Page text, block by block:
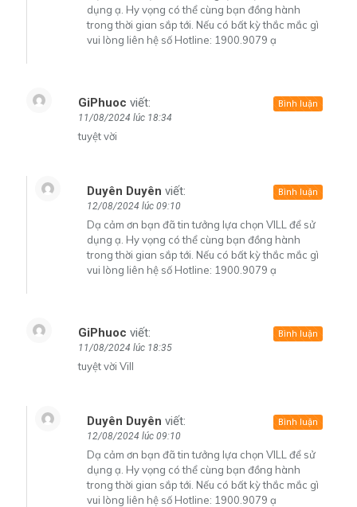
dụng ạ. Hy vọng có thể cùng bạn đồng hành
trong thời gian sắp tới. Nếu có bất kỳ thắc mắc gì
vui lòng liên hệ số Hotline: 1900.9079 ạ
GiPhuoc viết:
11/08/2024 lúc 18:34
tuyệt vời
Bình luận
Duyên Duyên viết:
12/08/2024 lúc 09:10
Dạ cảm ơn bạn đã tin tưởng lựa chọn VILL để sử
dụng ạ. Hy vọng có thể cùng bạn đồng hành
trong thời gian sắp tới. Nếu có bất kỳ thắc mắc gì
vui lòng liên hệ số Hotline: 1900.9079 ạ
Bình luận
GiPhuoc viết:
11/08/2024 lúc 18:35
tuyệt vời Vill
Bình luận
Duyên Duyên viết:
12/08/2024 lúc 09:10
Dạ cảm ơn bạn đã tin tưởng lựa chọn VILL để sử
dụng ạ. Hy vọng có thể cùng bạn đồng hành
trong thời gian sắp tới. Nếu có bất kỳ thắc mắc gì
vui lòng liên hệ số Hotline: 1900.9079 ạ
Bình luận